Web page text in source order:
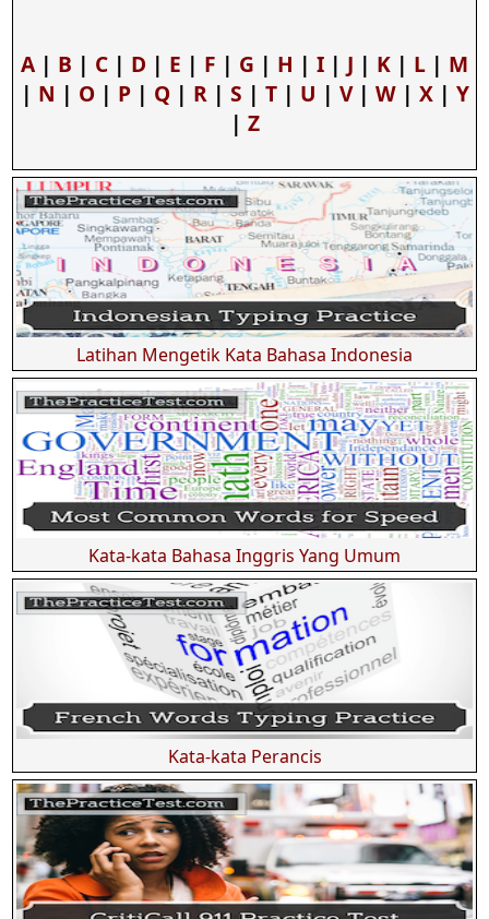
A | B | C | D | E | F | G | H | I | J | K | L | M
| N | O| P| Q| R| S | T| U | V| W| X| Y
| Z
Latihan Mengetik Kata Bahasa Indonesia
Kata-kata Bahasa Inggris Yang Umum
Kata-kata Perancis